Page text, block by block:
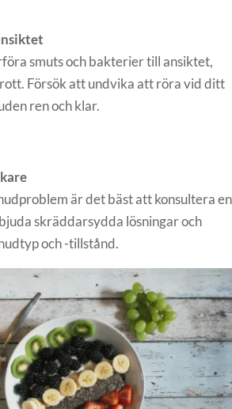
smuts och bakterier till ansiktet,
Försök att undvika att röra vid ditt
ren och klar.
är det bäst att konsultera en
skräddarsydda lösningar och
och -tillstånd.